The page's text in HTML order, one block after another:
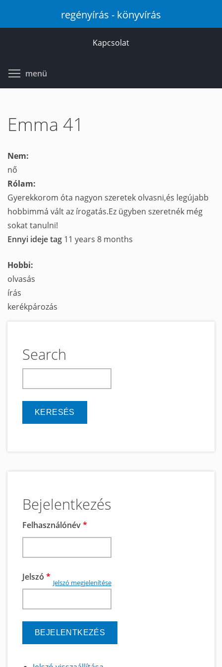
regényírás - könyvírás
Kapcsolat
menü
Emma 41
Nem:
nő
Rólam:
Gyerekkorom óta nagyon szeretek olvasni,és legújabb
hobbimmá vált az írogatás.Ez ügyben szeretnék még
sokat tanulni!
Ennyi ideje tag 11 years 8 months
Hobbi:
olvasás
írás
kerékpározás
Search
Bejelentkezés
Felhasználónév*
Jelszó *
Jelszó megjelenítése